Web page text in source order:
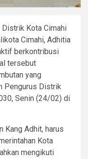
Distrik Kota Cimahi
Cimahi, Adhitia
berkontribusi
tersebut
yang
Pengurus Distrik
Senin (24/02) di
Kang Adhit, harus
Kota
mengikuti